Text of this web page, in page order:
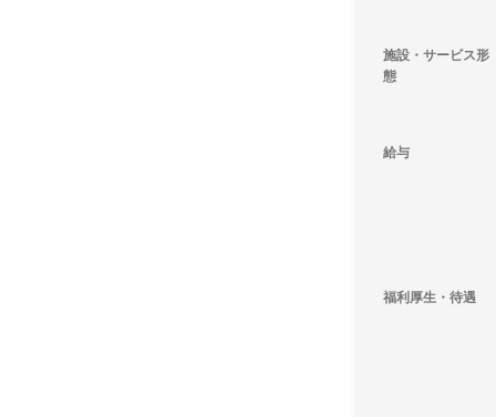
施設・サービス形
態
給与
福利厚生・待遇